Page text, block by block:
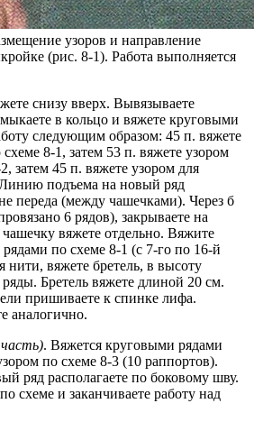
узоров и направление
(рис. 8-1). Работа выполняется
снизу вверх. Вывязываете
в кольцо и вяжете круговыми
следующим образом: 45 п. вяжете
8-1, затем 53 п. вяжете узором
затем 45 п. вяжете узором для
подъема на новый ряд
переда (между чашечками). Через б
6 рядов), закрываете на
вяжете отдельно. Вяжите
по схеме 8-1 (с 7-го по 16-й
нити, вяжете бретель, в высоту
Бретель вяжете длиной 20 см.
пришиваете к спинке лифа.
аналогично.
. Вяжется круговыми рядами
по схеме 8-3 (10 раппортов).
ряд располагаете по боковому шву.
схеме и заканчиваете работу над